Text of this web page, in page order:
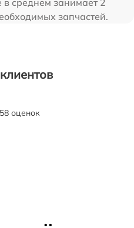
в среднем занимает 2
запчастей.
оценок